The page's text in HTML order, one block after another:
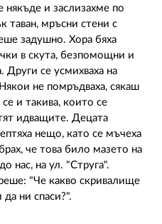
някъде и заслизахме по
таван, мръсни стени с
задушно. Хора бяха
в скута, безпомощни и
се усмихваха на
не помръдваха, сякаш
и такива, които се
идващите. Децата
нещо, като се мъчеха
че това било мазето на
нас, на ул. "Струга".
"Че какво скривалище
ни спаси?".